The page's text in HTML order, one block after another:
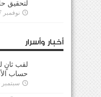
لتحقيق
نوفمبر 27, 2020
أخبار وأسرار
لقب ثانٍ
حساب
سبتمبر 15, 2024